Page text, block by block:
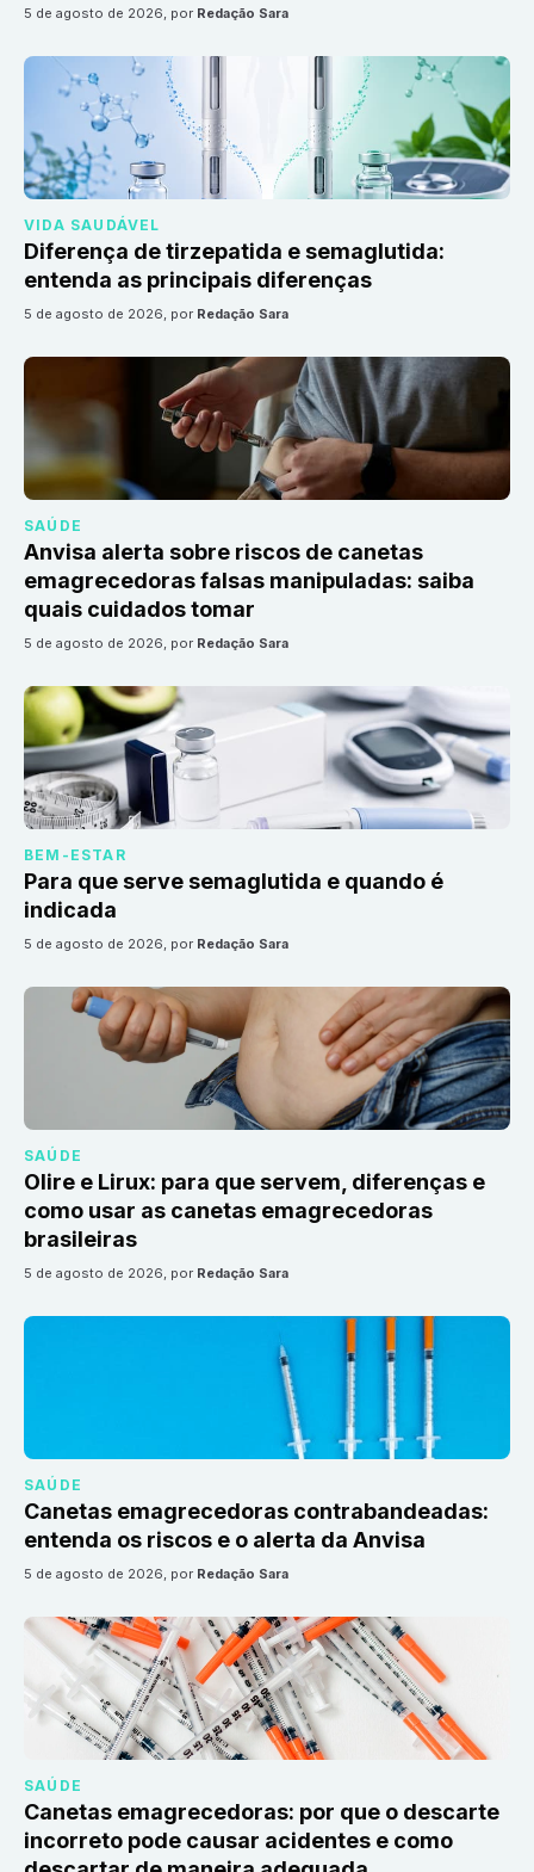
5 de agosto de 2026, por Redação Sara
VIDA SAUDÁVEL
Diferença de tirzepatida e semaglutida:
entenda as principais diferenças
5 de agosto de 2026, por Redação Sara
SAÚDE
Anvisa alerta sobre riscos de canetas
emagrecedoras falsas manipuladas: saiba
quais cuidados tomar
5 de agosto de 2026, por Redação Sara
BEM-ESTAR
Para que serve semaglutida e quando é
indicada
5 de agosto de 2026, por Redação Sara
SAÚDE
Olire e Lirux: para que servem, diferenças e
como usar as canetas emagrecedoras
brasileiras
5 de agosto de 2026, por Redação Sara
SAÚDE
Canetas emagrecedoras contrabandeadas:
entenda os riscos e o alerta da Anvisa
5 de agosto de 2026, por Redação Sara
SAÚDE
Canetas emagrecedoras: por que o descarte
incorreto pode causar acidentes e como